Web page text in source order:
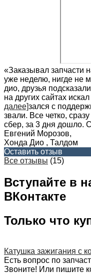
«Заказывал запчасти
уже неделю, нигде не
дио, друзья
на других сайтах
далее]зался с
звали. Все четко,
сбер, за 3 дня дошло.
Евгений Морозов,
Хонда Дио , Талдом
Оставить отзыв
Все отзывы (15)
Вступайте в
ВКонтакте
Только что
Катушка зажигания с
Есть вопрос по
Звоните! Или пишите